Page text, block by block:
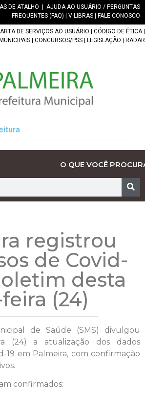
DE ATALHO
AJUDA AO USUÁRIO / PERGUNTAS
FREQUENTES (FAQ)
V-LIBRAS FALE CONOSCO
DE SERVIÇOS AO USUÁRIO CÓDIGO DE ÉTICA|
CONCURSOS/PSS LEGISLAÇÃO RADAR
O QUE VOCÊ
registrou
de Covid-
desta
(24)
de Saúde (SMS) divulgou
(24) a atualização dos dados
19 em Palmeira, com confirmação
confirmados: